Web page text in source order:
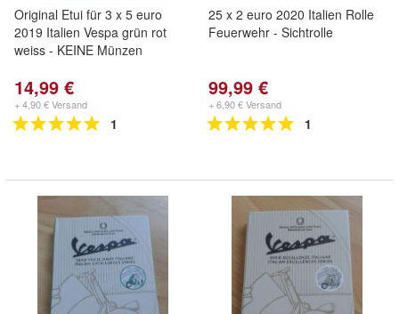
Original Etui für 3 x 5 euro
2019 Italien Vespa grün rot
weiss - KEINE Münzen
14,99 €
+ 4,90 € Versand
1
25 x 2 euro 2020 Italien Rolle
Feuerwehr - Sichtrolle
99,99 €
+ 6,90 € Versand
1